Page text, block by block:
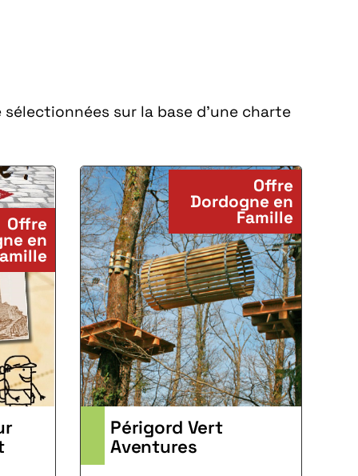
sur la base d’une charte
Offre
en
Offre
Dordogne en
Famille
Périgord Vert
Aventures